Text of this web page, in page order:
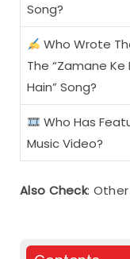
Song?
Who Wrote
The “Zamane Ke
Hain” Song?
Who Has
Music Video?
Also Check: